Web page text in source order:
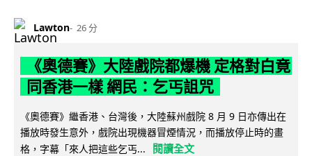
Lawton 26 分
《奧德賽》大陸戲院都爆機 定格對白竟
同香港一樣 網民：乞丐詛咒
《奧德賽》繼香港、台灣後，大陸蘇州戲院 8 月 9 日亦傳出在
播放時發生意外，戲院出現機器冒煙情況，而播放停止時的畫
格，字幕「來人把這些乞丐...
閱讀全文